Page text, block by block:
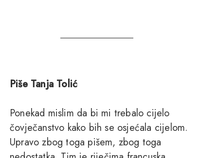
Piše Tanja Tolić
Ponekad mislim da bi mi trebalo cijelo
čovječanstvo kako bih se osjećala cijelom.
Upravo zbog toga pišem, zbog toga